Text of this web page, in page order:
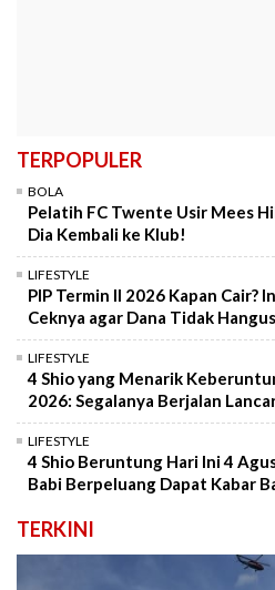
TERPOPULER
BOLA
Pelatih FC Twente Usir Mees
Dia Kembali ke Klub!
LIFESTYLE
PIP Termin II 2026 Kapan Cair?
Ceknya agar Dana Tidak
LIFESTYLE
4 Shio yang Menarik
2026: Segalanya Berjalan
LIFESTYLE
4 Shio Beruntung Hari Ini 4
Babi Berpeluang Dapat Kabar
TERKINI